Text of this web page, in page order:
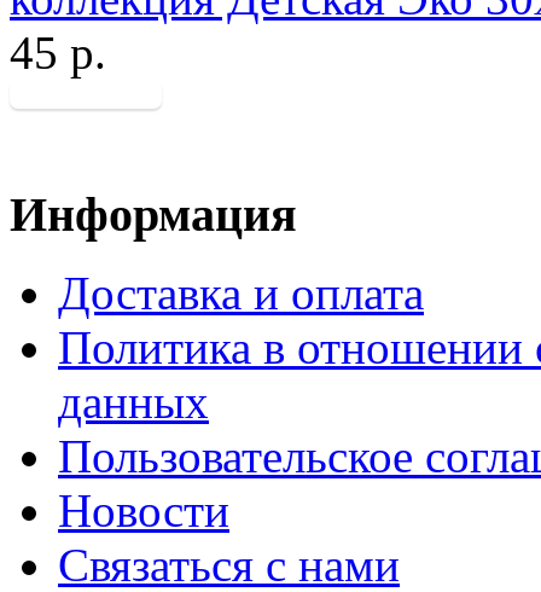
45 р.
Информация
Доставка и оплата
Политика в отношении
данных
Пользовательское
Новости
Связаться с нами